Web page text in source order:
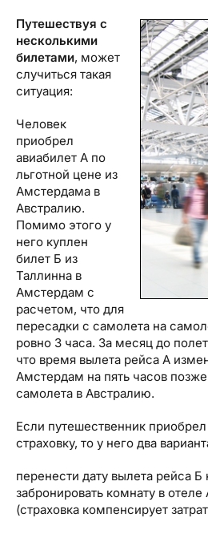
Путешествуя с
несколькими
билетами, может
случиться такая
ситуация:
Человек
приобрел
авиабилет А по
льготной цене из
Амстердама в
Австралию.
Помимо этого у
него куплен
билет Б из
Таллинна в
Амстердам с
расчетом, что для
пересадки с самолета на
ровно 3 часа. За месяц до
что время вылета рейса А
Амстердам на пять часов
самолета в Австралию.
Если путешественник
страховку, то у него два
перенести дату вылета рейса
забронировать комнату в
(страховка компенсирует